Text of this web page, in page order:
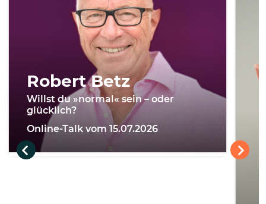
Robert Betz
Willst du »normal« sein – oder
glücklich?
Online-Talk vom 15.07.2026